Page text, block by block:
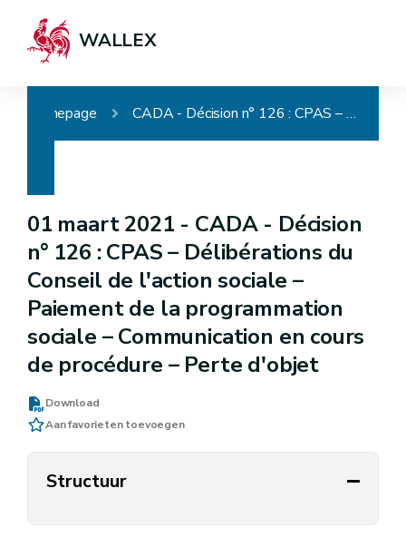
WALLEX
Homepage CADA - Décision n° 126 : CPAS – Délibérations du Conseil de l'action sociale – Paiement de la programmation sociale – Communication en cours de procédure – Perte d'objet
01 maart 2021 - CADA - Décision
n° 126 : CPAS – Délibérations du
Conseil de l'action sociale –
Paiement de la programmation
sociale – Communication en cours
de procédure – Perte d'objet
Download
Aan favorieten toevoegen
Structuur